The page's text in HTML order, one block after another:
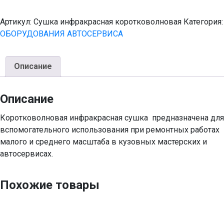
Артикул: Сушка инфракрасная коротковолновая Категория:
ОБОРУДОВАНИЯ АВТОСЕРВИСА
Описание
Описание
Коротковолновая инфракрасная сушка предназначена для
вспомогательного использования при ремонтных работах
малого и среднего масштаба в кузовных мастерских и
автосервисах.
Похожие товары